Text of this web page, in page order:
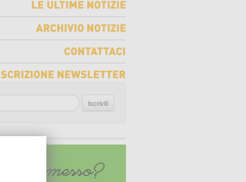
Iscriviti